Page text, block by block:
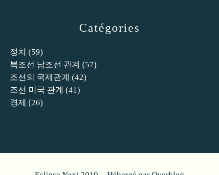
Catégories
정치 (59)
북조선 남조선 관계 (57)
조선의 국제관계 (42)
조선 미국 관계 (41)
경제 (26)